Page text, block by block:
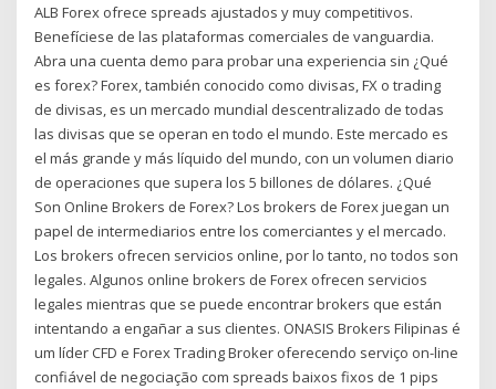
ALB Forex ofrece spreads ajustados y muy competitivos.
Benefíciese de las plataformas comerciales de vanguardia.
Abra una cuenta demo para probar una experiencia sin ¿Qué
es forex? Forex, también conocido como divisas, FX o trading
de divisas, es un mercado mundial descentralizado de todas
las divisas que se operan en todo el mundo. Este mercado es
el más grande y más líquido del mundo, con un volumen diario
de operaciones que supera los 5 billones de dólares. ¿Qué
Son Online Brokers de Forex? Los brokers de Forex juegan un
papel de intermediarios entre los comerciantes y el mercado.
Los brokers ofrecen servicios online, por lo tanto, no todos son
legales. Algunos online brokers de Forex ofrecen servicios
legales mientras que se puede encontrar brokers que están
intentando a engañar a sus clientes. ONASIS Brokers Filipinas é
um líder CFD e Forex Trading Broker oferecendo serviço on-line
confiável de negociação com spreads baixos fixos de 1 pips